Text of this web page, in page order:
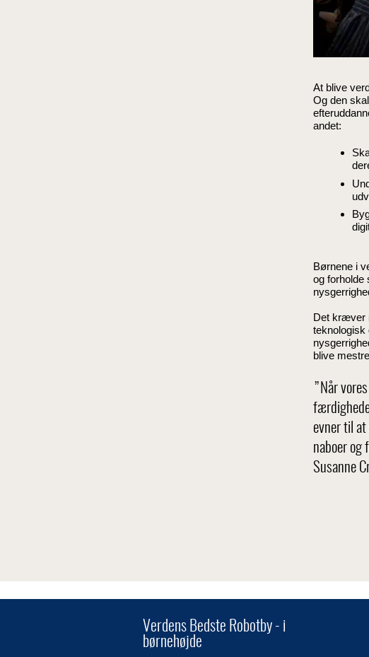
At blive
Og den
andet:
Børnene i
og forholde
Det kræver
teknologisk
blive
”Når
evner til at
naboer og
Susanne
Verdens Bedste Robotby - i
børnehøjde